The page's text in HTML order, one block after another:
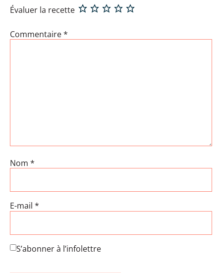
Évaluer la recette
Commentaire*
Nom *
E-mail *
S’abonner à l’infolettre